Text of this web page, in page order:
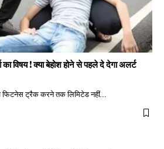
का विषय ! क्या बेहोश होने से पहले दे देगा अलर्ट
फिटनेस ट्रैक करने तक लिमिटेड नहीं…